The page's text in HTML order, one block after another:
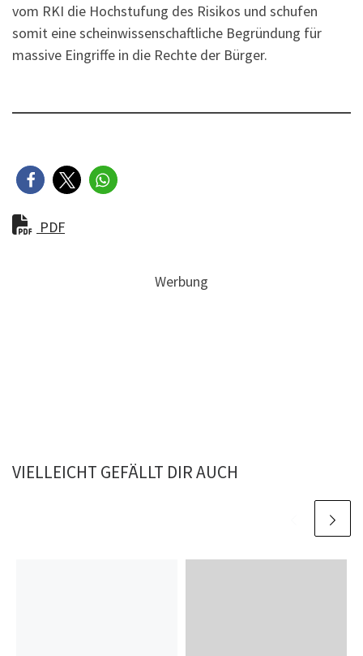
vom RKI die Hochstufung des Risikos und schufen
somit eine scheinwissenschaftliche Begründung für
massive Eingriffe in die Rechte der Bürger.
PDF
Werbung
VIELLEICHT GEFÄLLT DIR AUCH